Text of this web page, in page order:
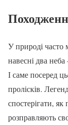
У природі часто
навесні два
І саме посеред
пролісків.
спостерігати, як
розправляють